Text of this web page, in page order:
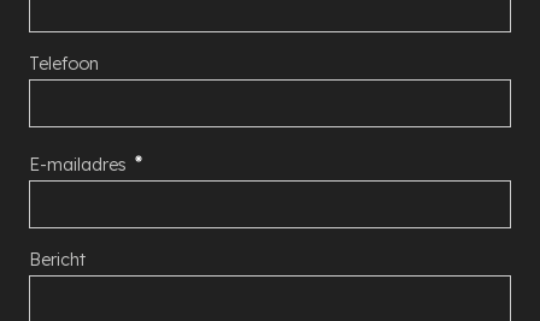
Telefoon
E-mailadres
Bericht